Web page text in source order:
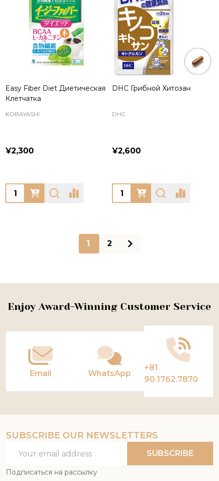
Easy Fiber Diet Диетическая
Клетчатка
KOBAYASHI
¥2,300
Quantity:
DHC Грибной Хитозан
DHC
¥2,600
Quantity:
1 2
Footer
Enjoy Award-Winning Customer Service
Email WhatsApp
+81
90.1762.7870
SUBSCRIBE OUR NEWSLETTERS
Address
SUBSCRIBE
Подписаться на рассылку